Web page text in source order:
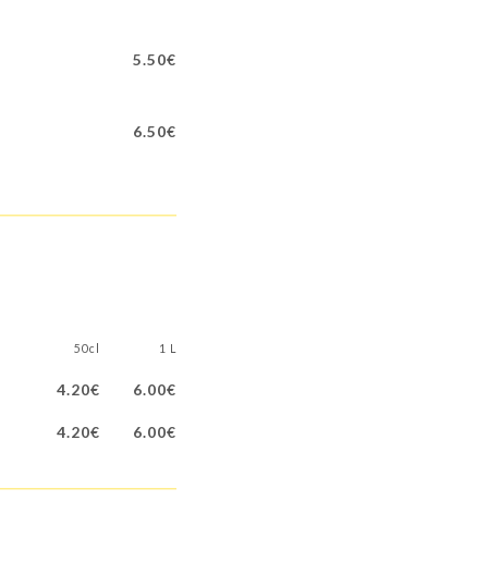
5.50€
6.50€
50cl 1 L
4.20€ 6.00€
4.20€ 6.00€